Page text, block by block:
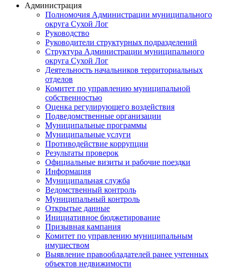
Администрация
Полномочия Администрации муниципального
округа Сухой Лог
Руководство
Руководители структурных подразделений
Структура Администрации муниципального
округа Сухой Лог
Деятельность начальников территориальных
отделов
Комитет по управлению муниципальной
собственностью
Оценка регулирующего воздействия
Подведомственные организации
Муниципальные программы
Муниципальные услуги
Противодействие коррупции
Результаты проверок
Официальные визиты и рабочие поездки
Информация
Муниципальная служба
Ведомственный контроль
Муниципальный контроль
Открытые данные
Инициативное бюджетирование
Призывная кампания
Комитет по управлению муниципальным
имуществом
Выявление правообладателей ранее учтенных
объектов недвижимости